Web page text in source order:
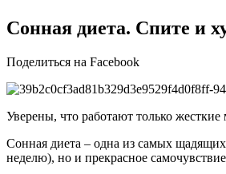
Сонная диета. Спите и
Поделиться на Facebook
Уверены, что работают только
Сонная диета – одна из самых
неделю), но и прекрасное